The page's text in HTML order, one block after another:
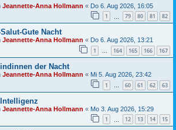
Jeannette-Anna Hollmann « Do 6. Aug 2026, 16:05
1 79 80 81 82
Gute Nacht
Jeannette-Anna Hollmann « Do 6. Aug 2026, 13:21
1 … 164 165 166 167
der Nacht
Jeannette-Anna Hollmann « Mi 5. Aug 2026, 23:42
1 … 60 61 62 63
Jeannette-Anna Hollmann « Mo 3. Aug 2026, 15:29
1 12 13 14 15